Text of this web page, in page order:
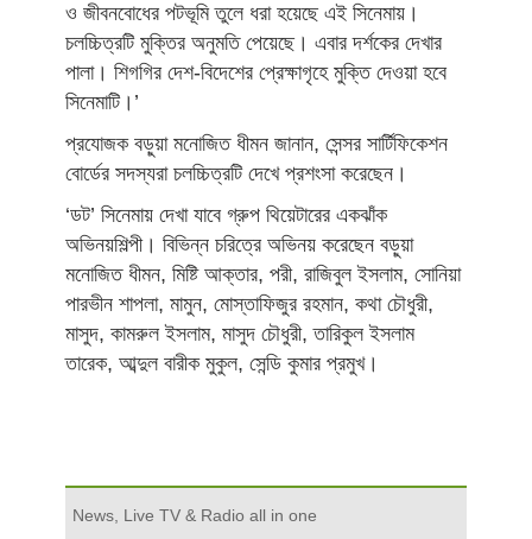
ও জীবনবোধের পটভূমি তুলে ধরা হয়েছে এই সিনেমায়।
চলচ্চিত্রটি মুক্তির অনুমতি পেয়েছে। এবার দর্শকের দেখার
পালা। শিগগির দেশ-বিদেশের প্রেক্ষাগৃহে মুক্তি দেওয়া হবে
সিনেমাটি।’
প্রযোজক বড়ুয়া মনোজিত ধীমন জানান, সেন্সর সার্টিফিকেশন
বোর্ডের সদস্যরা চলচ্চিত্রটি দেখে প্রশংসা করেছেন।
‘ডট’ সিনেমায় দেখা যাবে গ্রুপ থিয়েটারের একঝাঁক
অভিনয়শিল্পী। বিভিন্ন চরিত্রে অভিনয় করেছেন বড়ুয়া
মনোজিত ধীমন, মিষ্টি আক্তার, পরী, রাজিবুল ইসলাম, সোনিয়া
পারভীন শাপলা, মামুন, মোস্তাফিজুর রহমান, কথা চৌধুরী,
মাসুদ, কামরুল ইসলাম, মাসুদ চৌধুরী, তারিকুল ইসলাম
তারেক, আব্দুল বারীক মুকুল, সেন্ডি কুমার প্রমুখ।
News, Live TV & Radio all in one